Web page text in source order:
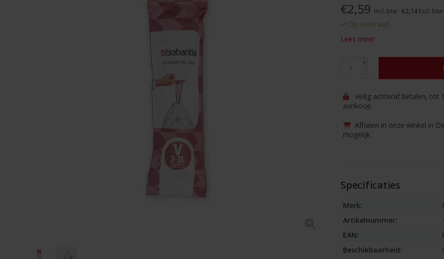
€2,59 Incl. btw €2,14 Excl. btw
Op voorraad
Lees meer
+
-
Veilig achteraf betalen, tot
aankoop
Afhalen in onze winkel in
mogelijk
Specificaties
Merk:
Artikelnummer:
EAN:
Beschikbaarheid: